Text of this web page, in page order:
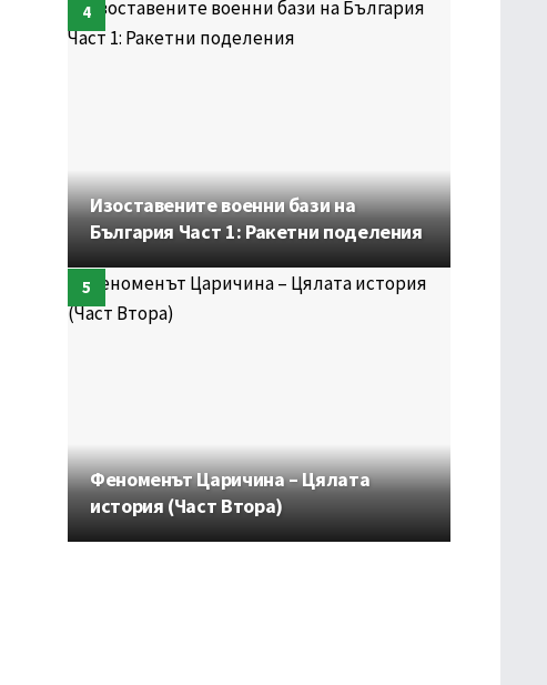
Изоставените военни бази на
България Част 1: Ракетни поделения
Феноменът Царичина – Цялата
история (Част Втора)